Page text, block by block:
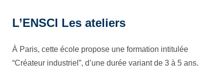
L’ENSCI Les ateliers
À Paris, cette école propose une formation intitulée
“Créateur industriel”, d’une durée variant de 3 à 5 ans.